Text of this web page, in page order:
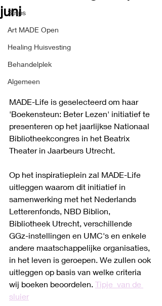
Strips
Art MADE Open
Healing Huisvesting
Behandelplek
Algemeen
juni
MADE-Life is geselecteerd om haar
'Boekensteun: Beter Lezen' initiatief te
presenteren op het jaarlijkse Nationaal
Bibliotheekcongres in het Beatrix
Theater in Jaarbeurs Utrecht.
Op het inspiratieplein zal MADE-Life
uitleggen waarom dit initiatief in
samenwerking met het Nederlands
Letterenfonds, NBD Biblion,
Bibliotheek Utrecht, verschillende
GGz-instellingen en UMC's en enkele
andere maatschappelijke organisaties,
in het leven is geroepen. We zullen ook
uitleggen op basis van welke criteria
wij boeken beoordelen. Tipje  van de
sluier